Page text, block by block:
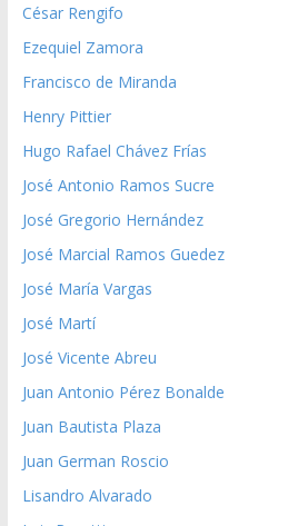
César Rengifo
Ezequiel Zamora
Francisco de Miranda
Henry Pittier
Hugo Rafael Chávez Frías
José Antonio Ramos Sucre
José Gregorio Hernández
José Marcial Ramos Guedez
José María Vargas
José Martí
José Vicente Abreu
Juan Antonio Pérez Bonalde
Juan Bautista Plaza
Juan German Roscio
Lisandro Alvarado